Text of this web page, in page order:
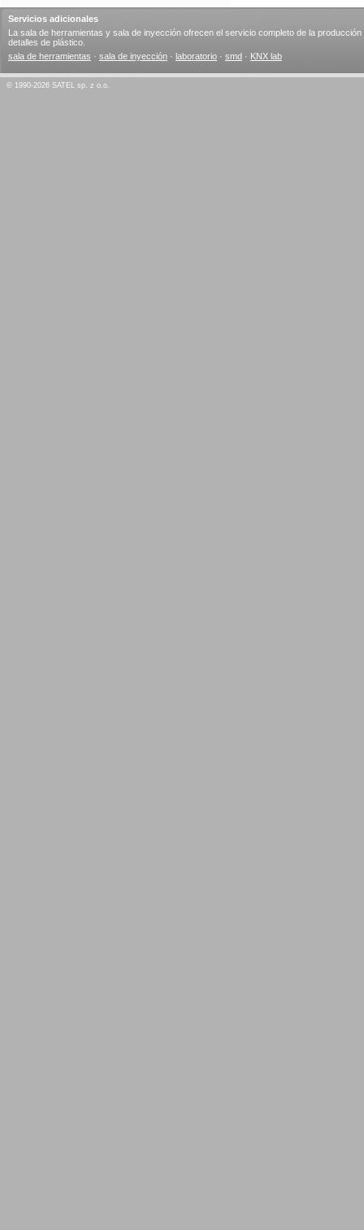
Servicios adicionales
La sala de herramientas y sala de inyección ofrecen el servicio completo de la producción
detalles de plástico.
sala de herramientas · sala de inyección · laboratorio · smd · KNX lab
© 1990-2026 SATEL sp. z o.o.